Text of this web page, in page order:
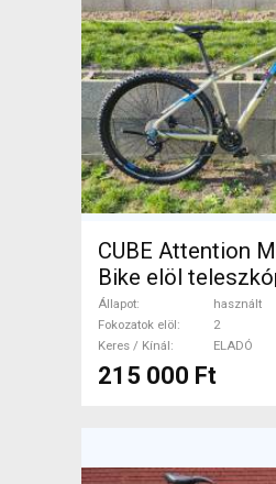
CUBE Attention
Bike elöl
használt ELADÓ
Állapot
használt
Fokozatok elöl
2
Keres / Kínál
ELADÓ
215 000 Ft